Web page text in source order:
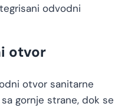
odvodni
otvor
otvor sanitarne
gornje strane, dok se